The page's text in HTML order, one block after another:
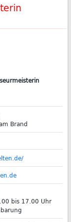
Brand
bis 17.00 Uhr